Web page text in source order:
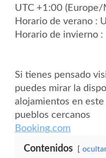
UTC +1:00 (Europe/
Horario de verano :
Horario de invierno :
Si tienes pensado
puedes mirar la
alojamientos en
pueblos cercanos
Booking.com
Contenidos